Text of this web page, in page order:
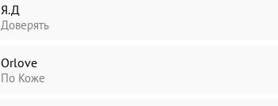
Я.Д
Доверять
Orlove
По Коже